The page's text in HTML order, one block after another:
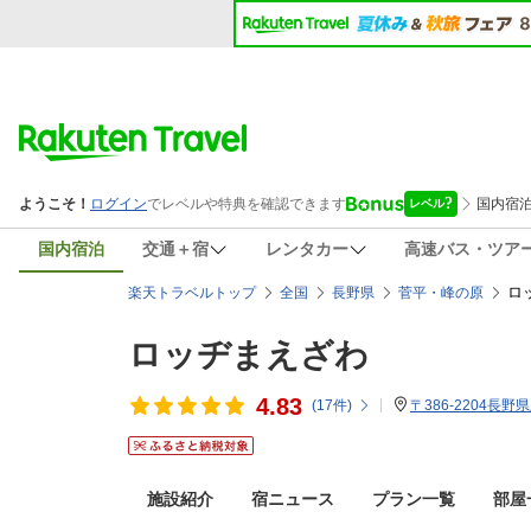
国内宿泊 交通＋宿 レンタカー 高速バス・ツア
楽天トラベルトップ 全国 長野県 菅平・峰の原 ロ
ロッヂまえざわ
4.83 (17件) 〒386-2204長野
施設紹介 宿ニュース プラン一覧 部屋